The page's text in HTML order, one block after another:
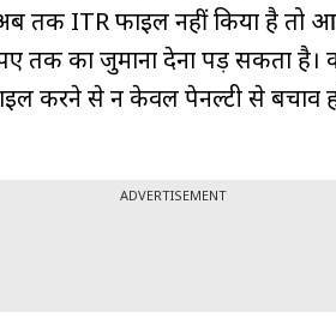
तक ITR फाइल नहीं किया है तो
तक का जुर्माना देना पड़ सकता
करने से न केवल पेनल्टी से बचाव
ADVERTISEMENT